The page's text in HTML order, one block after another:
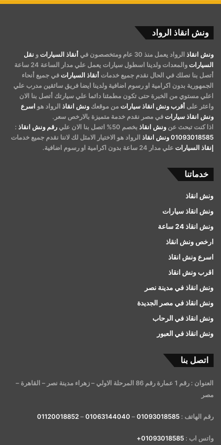
ونش انقاذ الرواد
ونش انقاذ الرواد يعمل منذ 30 عام ومتخصصون في أنقاذ السيارات و نقل
السيارات
والمعدات ولدينا اسطول سيارات يعمل علي مدار الساعة 24 ساعة
أتصل بنا نصلك في الحال نقدم جميع خدمات أنقاذ السيارات في جميع أنحاء
الجمهورية بدون اكرامية او رسوم اضافية ولدينا ايضا فريق سائقين مدرب علي
اعلي مستوي من الخبرة حتى تكون مطمئنا دائما علي سيارتك أتصل بنا الان
واعثر على أقرب ونش انقاذ سيارات من موقعك ونش انقاذ الرواد هو اسرع
ونش انقاذ سيارات في مصر نقدم خدمة متميزة بالارخص سعر.
اذا كنت تبحث عن ونش انقاذ بخصم 50% اتصل بنا الان علي رقم ونش انقاذ :
01093018585ونش انقاذ الرواد هو الاختيار الامثل لك لاننا نقدم جميع خدمات
إنقاذ السيارات علي مدار 24 ساعة بدون اكرامية او رسوم اضافية.
خدماتنا
ونش انقاذ
ونش انقاذ سيارات
ونش انقاذ 24 ساعة
ارخص ونش انقاذ
اسرع ونش انقاذ
اقرب ونش انقاذ
ونش انقاذ في مدينة نصر
ونش انقاذ في مصر الجديدة
ونش انقاذ في الرحاب
ونش انقاذ في العبور
اتصل بنا
العنوان : رقم 1 عمارة رقم 86 المرحلة الاولي – زهراء مدينة نصر – القاهرة –
مصر
رقم الهاتف : 01093018585
–
01063144040
–
01120018852
واتس اب : 01093018585+